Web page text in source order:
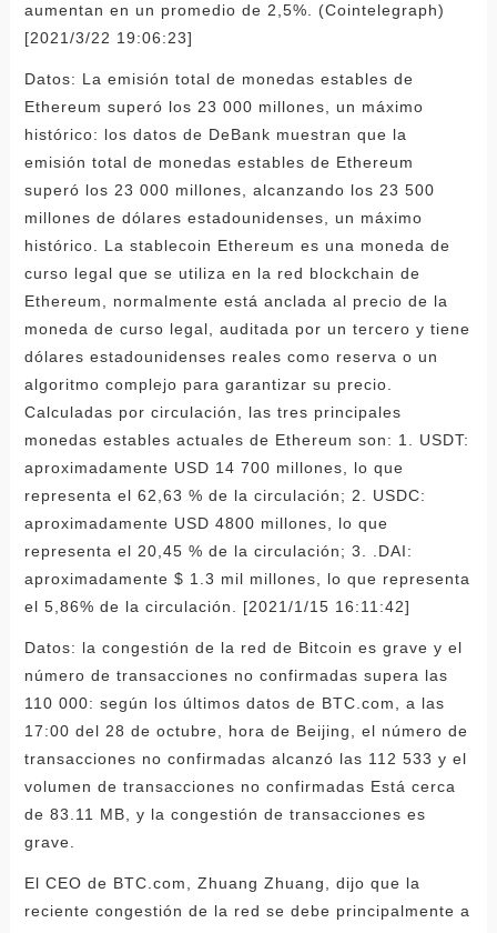
aumentan en un promedio de 2,5%. (Cointelegraph)
[2021/3/22 19:06:23]
Datos: La emisión total de monedas estables de
Ethereum superó los 23 000 millones, un máximo
histórico: los datos de DeBank muestran que la
emisión total de monedas estables de Ethereum
superó los 23 000 millones, alcanzando los 23 500
millones de dólares estadounidenses, un máximo
histórico. La stablecoin Ethereum es una moneda de
curso legal que se utiliza en la red blockchain de
Ethereum, normalmente está anclada al precio de la
moneda de curso legal, auditada por un tercero y tiene
dólares estadounidenses reales como reserva o un
algoritmo complejo para garantizar su precio.
Calculadas por circulación, las tres principales
monedas estables actuales de Ethereum son: 1. USDT:
aproximadamente USD 14 700 millones, lo que
representa el 62,63 % de la circulación; 2. USDC:
aproximadamente USD 4800 millones, lo que
representa el 20,45 % de la circulación; 3. .DAI:
aproximadamente $ 1.3 mil millones, lo que representa
el 5,86% de la circulación. [2021/1/15 16:11:42]
Datos: la congestión de la red de Bitcoin es grave y el
número de transacciones no confirmadas supera las
110 000: según los últimos datos de BTC.com, a las
17:00 del 28 de octubre, hora de Beijing, el número de
transacciones no confirmadas alcanzó las 112 533 y el
volumen de transacciones no confirmadas Está cerca
de 83.11 MB, y la congestión de transacciones es
grave.
El CEO de BTC.com, Zhuang Zhuang, dijo que la
reciente congestión de la red se debe principalmente a